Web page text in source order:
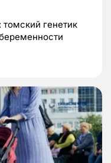
генетик